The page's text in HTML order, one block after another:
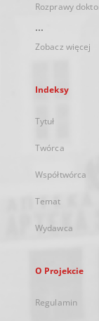
Rozprawy
...
Zobacz więcej
Indeksy
Tytuł
Twórca
Współtwórca
Temat
Wydawca
O Projekcie
Regulamin